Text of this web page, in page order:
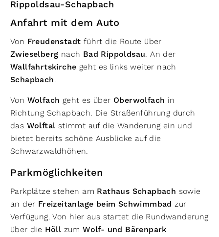
Rippoldsau-Schapbach
Anfahrt mit dem Auto
Von Freudenstadt führt die Route über
Zwieselberg nach Bad Rippoldsau. An der
Wallfahrtskirche geht es links weiter nach
Schapbach.
Von Wolfach geht es über Oberwolfach in
Richtung Schapbach. Die Straßenführung durch
das Wolftal stimmt auf die Wanderung ein und
bietet bereits schöne Ausblicke auf die
Schwarzwaldhöhen.
Parkmöglichkeiten
Parkplätze stehen am Rathaus Schapbach sowie
an der Freizeitanlage beim Schwimmbad zur
Verfügung. Von hier aus startet die Rundwanderung
über die Höll zumWolf- und Bärenpark